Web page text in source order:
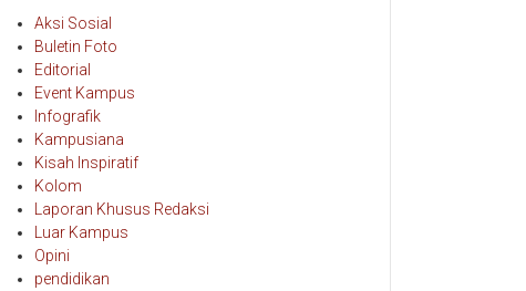
Aksi Sosial
Buletin Foto
Editorial
Event Kampus
Infografik
Kampusiana
Kisah Inspiratif
Kolom
Laporan Khusus Redaksi
Luar Kampus
Opini
pendidikan